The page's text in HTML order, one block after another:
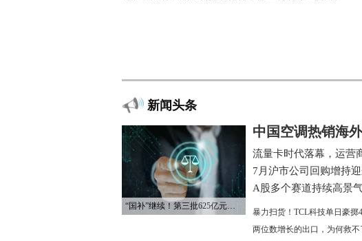
新闻头条
“国补”继续！第三批625亿元资金已下达
中国空调热销海
流量卡时代落幕，运营
7月沪市公司回购增持
A股多个赛道持续高景
暴力扫货！TCL科技单日豪掷
两位数增长的出口，为何救不